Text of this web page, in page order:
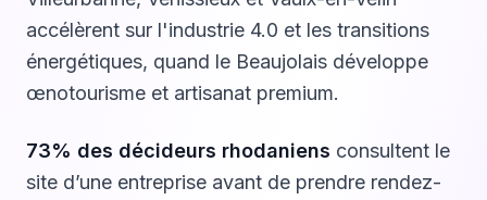
accélèrent sur l'industrie 4.0 et les transitions
énergétiques, quand le Beaujolais développe
œnotourisme et artisanat premium.
73% des décideurs rhodaniens consultent le
site d’une entreprise avant de prendre rendez-